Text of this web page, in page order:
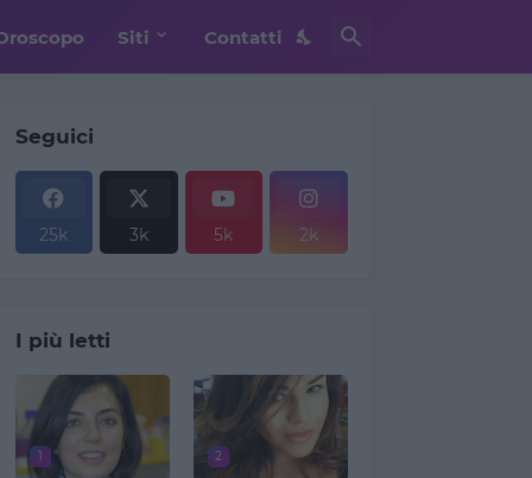
Siti Contatti
Seguici
25k 3k 5k 2k
I più letti
1 2